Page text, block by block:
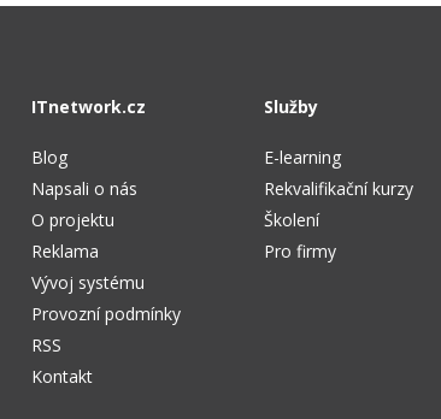
ITnetwork.cz
Blog
Napsali o nás
O projektu
Reklama
Vývoj systému
Provozní podmínky
RSS
Kontakt
Služby
E-learning
Rekvalifikační kurzy
Školení
Pro firmy